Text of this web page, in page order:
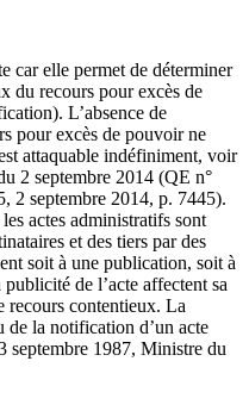
car elle permet de déterminer
du recours pour excès de
L’absence de
pour excès de pouvoir ne
attaquable indéfiniment, voir
2 septembre 2014 (QE n°
2 septembre 2014, p. 7445).
actes administratifs sont
et des tiers par des
soit à une publication, soit à
de l’acte affectent sa
recours contentieux. La
de la notification d’un acte
septembre 1987, Ministre du